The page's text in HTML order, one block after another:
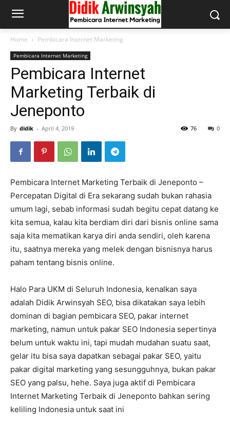
Home Pembicara Internet Marketing
Pembicara Internet Marketing
Pembicara Internet
Marketing Terbaik di
Jeneponto
By didik - April 4, 2019 0
76
Pembicara Internet Marketing Terbaik di Jeneponto –
Percepatan Digital di Era sekarang sudah bukan rahasia
umum lagi, sebab informasi sudah begitu cepat datang ke
kita semua, kalau kita berdiam diri dari bisnis online sama
saja kita mematikan karya diri anda sendiri, oleh karena
itu, saatnya mereka yang melek dengan bisnisnya harus
paham tentang bisnis online.
Halo Para UKM di Seluruh Indonesia, kenalkan saya
adalah Didik Arwinsyah SEO, bisa dikatakan saya lebih
dominan di bagian pembicara SEO, pakar internet
marketing, namun untuk pakar SEO Indonesia sepertinya
belum untuk waktu ini, tapi mudah mudahan suatu saat,
gelar itu bisa saya dapatkan sebagai pakar SEO, yaitu
pakar digital marketing yang sesungguhnya, bukan pakar
SEO yang palsu, hehe. Saya juga aktif di Pembicara
Internet Marketing Terbaik di Jeneponto bahkan sering
keliling Indonesia untuk saat ini